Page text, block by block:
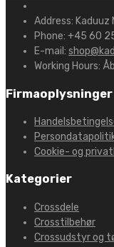
Address:
Phone: +45 60
E-mail:
Working Hours:
Firmaoplysninger
Cookie- og
Kategorier
Crossdele
Crosstilbehør
Crossudstyr og